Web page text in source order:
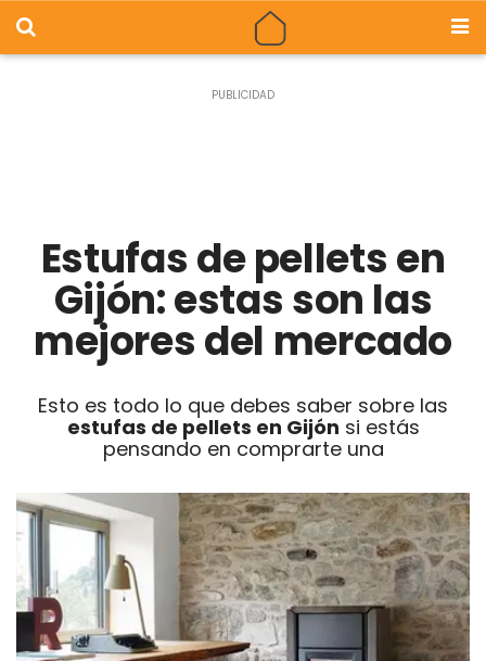
Estufas de pellets en
Gijón: estas son las
mejores del mercado
Esto es todo lo que debes saber sobre las
estufas de pellets en Gijón si estás
pensando en comprarte una